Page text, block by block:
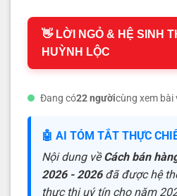
👋 LỜI NGỎ & HỆ SINH
HUỲNH LỘC
Đang có22 ngườicùng xem bài
🤖 AI TÓM TẮT THỰC
Nội dung vềCách bán
2026 - 2026đã được hệ
thực thi uý tín cho năm